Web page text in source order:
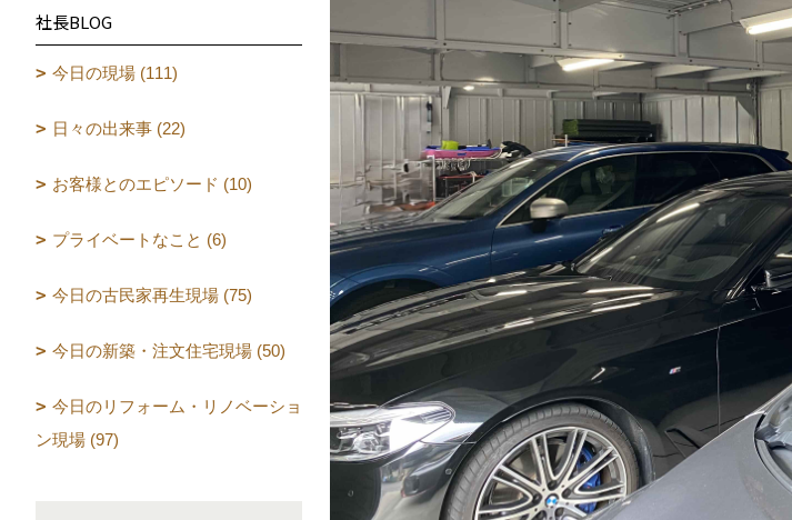
社長BLOG
今日の現場 (111)
日々の出来事 (22)
お客様とのエピソード (10)
プライベートなこと (6)
今日の古民家再生現場 (75)
今日の新築・注文住宅現場 (50)
今日のリフォーム・リノベーショ
ン現場 (97)